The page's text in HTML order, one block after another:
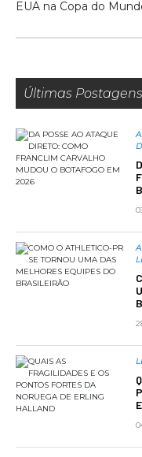
EUA na Copa do
Últimas Postagens